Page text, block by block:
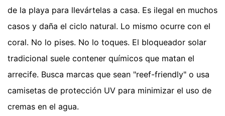
de la playa para llevártelas a casa. Es ilegal en muchos
casos y daña el ciclo natural. Lo mismo ocurre con el
coral. No lo pises. No lo toques. El bloqueador solar
tradicional suele contener químicos que matan el
arrecife. Busca marcas que sean "reef-friendly" o usa
camisetas de protección UV para minimizar el uso de
cremas en el agua.